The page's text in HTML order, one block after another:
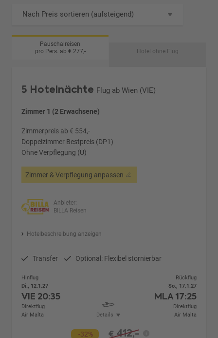
Nach Preis sortieren (aufsteigend)
Pauschalreisen
pro Pers. ab € 277,-
Hotel ohne Flug
5 Hotelnächte Flug ab Wien (VIE)
Zimmer 1 (2 Erwachsene)
Zimmerpreis ab € 554,-
Doppelzimmer Bestpreis (DP1)
Ohne Verpflegung (U)
Zimmer & Verpflegung anpassen
Anbieter:
BILLA Reisen
Hotelbeschreibung anzeigen
Transfer Optional: Flexibel stornierbar
Hinflug
Di., 12.1.27
VIE 20:35
Direktflug
Air Malta
Details
Rückflug
So., 17.1.27
MLA 17:25
Direktflug
Air Malta
-32% € 412,-